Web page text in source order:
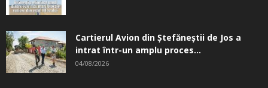
Cartierul Avion din Ştefăneştii de Jos a
intrat într-un amplu proces...
04/08/2026